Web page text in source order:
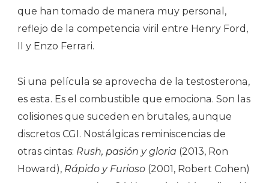
que han tomado de manera muy personal,
reflejo de la competencia viril entre Henry Ford,
II y Enzo Ferrari.
Si una película se aprovecha de la testosterona,
es esta. Es el combustible que emociona. Son las
colisiones que suceden en brutales, aunque
discretos CGI. Nostálgicas reminiscencias de
otras cintas: Rush, pasión y gloria (2013, Ron
Howard), Rápido y Furioso (2001, Robert Cohen)